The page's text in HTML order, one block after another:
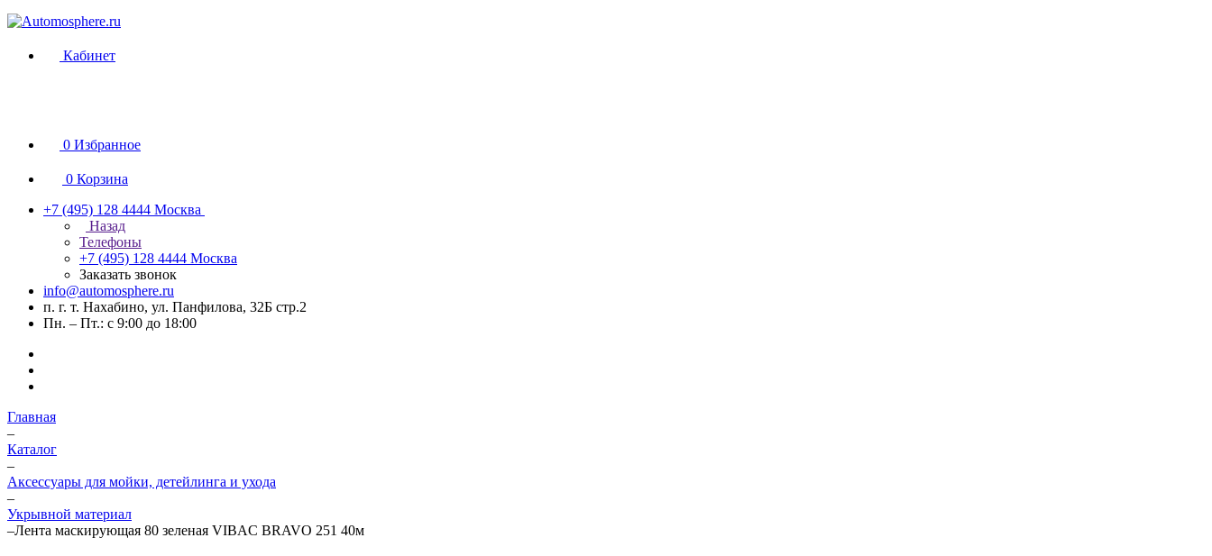
Кабинет
0 Избранное
0 Корзина
+7 (495) 128 4444 Москва
Назад
Телефоны
+7 (495) 128 4444 Москва
Заказать звонок
info@automosphere.ru
п. г. т. Нахабино, ул. Панфилова, 32Б стр.2
Пн. – Пт.: с 9:00 до 18:00
Главная
–
Каталог
–
Аксессуары для мойки, детейлинга и ухода
–
Укрывной материал
–Лента маскирующая 80 зеленая VIBAC BRAVO 251 40м